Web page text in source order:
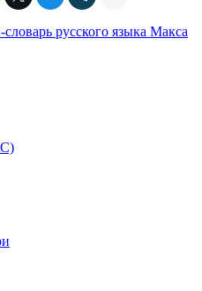
русского языка Макса